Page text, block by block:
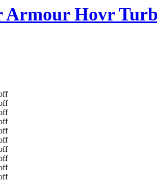
Armour Hovr